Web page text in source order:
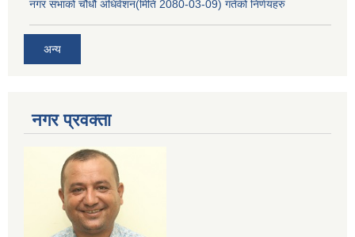
नगर सभाको चौधौ अधिवेशन(मिति 2080-03-09) गतेको निर्णयहरु
अन्य
नगर प्रव‌क्ता